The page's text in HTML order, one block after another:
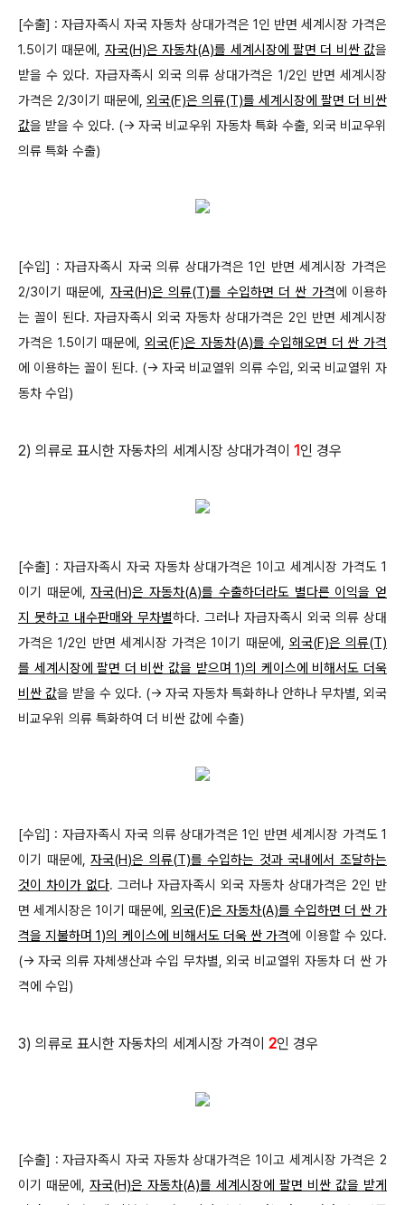
[수출] : 자급자족시 자국 자동차 상대가격은 1인 반면 세계시장 가격은
1.5이기 때문에, 자국(H)은 자동차(A)를 세계시장에 팔면 더 비싼 값을
받을 수 있다. 자급자족시 외국 의류 상대가격은 1/2인 반면 세계시장
가격은 2/3이기 때문에, 외국(F)은 의류(T)를 세계시장에 팔면 더 비싼
값을 받을 수 있다. (→ 자국 비교우위 자동차 특화 수출, 외국 비교우위
의류 특화 수출)
[수입] : 자급자족시 자국 의류 상대가격은 1인 반면 세계시장 가격은
2/3이기 때문에, 자국(H)은의류(T)를 수입하면 더 싼 가격에 이용하
는 꼴이 된다. 자급자족시 외국 자동차 상대가격은 2인 반면 세계시장
가격은 1.5이기 때문에, 외국(F)은 자동차(A)를 수입해오면 더 싼 가격
에 이용하는 꼴이 된다. (→ 자국 비교열위 의류 수입, 외국 비교열위 자
동차 수입)
2) 의류로 표시한 자동차의 세계시장 상대가격이 1 인 경우
[수출] : 자급자족시 자국 자동차 상대가격은 1이고 세계시장 가격도 1
이기 때문에,자국(H)은 자동차(A)를 수출하더라도 별다른 이익을 얻
지 못하고 내수판매와 무차별하다. 그러나 자급자족시 외국 의류 상대
가격은 1/2인 반면 세계시장 가격은 1이기 때문에, 외국(F)은 의류(T)
를 세계시장에 팔면 더 비싼 값을 받으며 1)의 케이스에 비해서도 더욱
비싼 값을 받을 수 있다. (→ 자국 자동차 특화하나 안하나 무차별, 외국
비교우위 의류 특화하여 더 비싼 값에 수출)
[수입] : 자급자족시 자국 의류 상대가격은 1인 반면 세계시장 가격도 1
이기 때문에,자국(H)은 의류(T)를 수입하는 것과 국내에서 조달하는
것이
차이가 없다. 그러나 자급자족시 외국 자동차 상대가격은 2인 반
면 세계시장은 1이기 때문에, 외국(F)은 자동차(A)를 수입하면 더 싼 가
격을 지불하며 1)의 케이스에 비해서도 더욱 싼 가격에 이용할 수 있다.
(→ 자국 의류 자체생산과 수입 무차별, 외국 비교열위 자동차 더 싼 가
격에 수입)
3) 의류로 표시한 자동차의 세계시장 가격이 2인 경우
[수출] : 자급자족시 자국 자동차 상대가격은 1이고 세계시장 가격은 2
이기 때문에, 자국(H)은 자동차(A)를 세계시장에 팔면 비싼 값을 받게